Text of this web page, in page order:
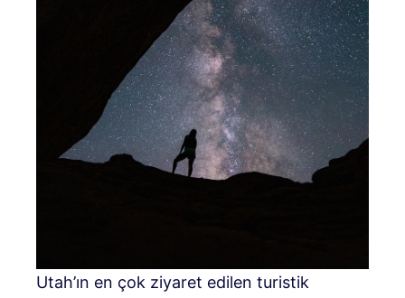
Utah’ın en çok ziyaret edilen turistik